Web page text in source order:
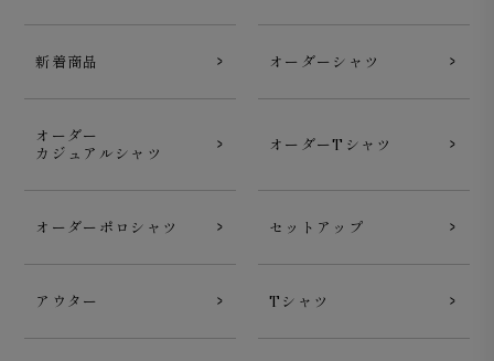
新着商品 オーダーシャツ
オーダー
カジュアルシャツ
オーダーTシャツ
オーダーポロシャツ セットアップ
アウター Tシャツ